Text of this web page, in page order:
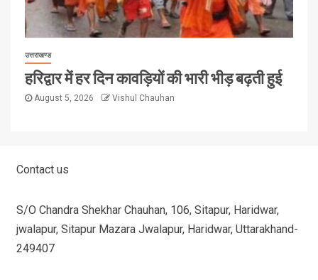
उत्तराखण्ड
हरिद्वार में हर दिन कावड़ियों की भारी भीड़ बढ़ती हुई
August 5, 2026 Vishul Chauhan
Contact us
S/O Chandra Shekhar Chauhan, 106, Sitapur, Haridwar,
jwalapur, Sitapur Mazara Jwalapur, Haridwar, Uttarakhand-
249407